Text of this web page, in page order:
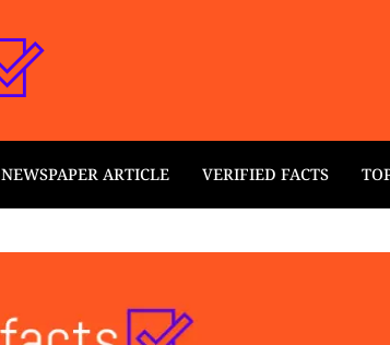
NEWSPAPER ARTICLE VERIFIED FACTS